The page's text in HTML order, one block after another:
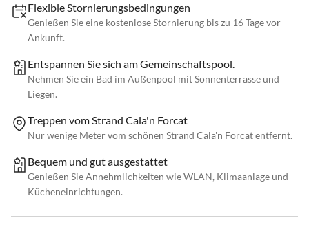
Flexible Stornierungsbedingungen
Genießen Sie eine kostenlose Stornierung bis zu 16 Tage vor
Ankunft.
Entspannen Sie sich am Gemeinschaftspool.
Nehmen Sie ein Bad im Außenpool mit Sonnenterrasse und
Liegen.
Treppen vom Strand Cala'n Forcat
Nur wenige Meter vom schönen Strand Cala'n Forcat entfernt.
Bequem und gut ausgestattet
Genießen Sie Annehmlichkeiten wie WLAN, Klimaanlage und
Kücheneinrichtungen.